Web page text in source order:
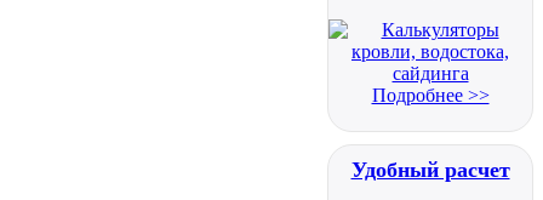
Подробнее >>
Удобный расчет